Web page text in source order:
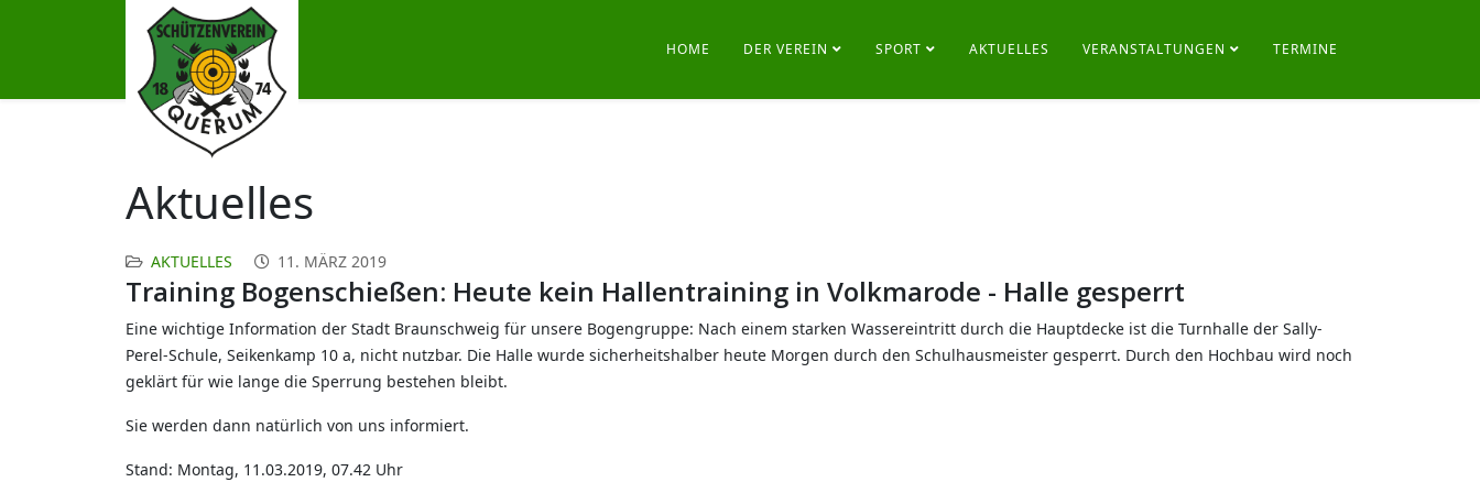
HOME DER VEREIN SPORT AKTUELLES VERANSTALTUNGEN TERMINE
Aktuelles
AKTUELLES 11. MÄRZ 2019
Training Bogenschießen: Heute kein Hallentraining in Volkmarode - Halle gesperrt
Eine wichtige Information der Stadt Braunschweig für unsere Bogengruppe: Nach einem starken Wassereintritt durch die Hauptdecke ist die Turnhalle der Sally-
Perel-Schule, Seikenkamp 10 a, nicht nutzbar. Die Halle wurde sicherheitshalber heute Morgen durch den Schulhausmeister gesperrt. Durch den Hochbau wird noch
geklärt für wie lange die Sperrung bestehen bleibt.
Sie werden dann natürlich von uns informiert.
Stand: Montag, 11.03.2019, 07.42 Uhr